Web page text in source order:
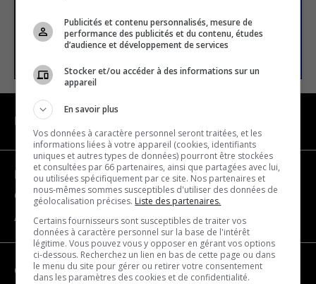
SUBSCRIBE
NAVIGATION
Become a partner
Contact us
About us
CATEGORIES
Publicités et contenu personnalisés, mesure de
performance des publicités et du contenu, études
d’audience et développement de services
Stocker et/ou accéder à des informations sur un
appareil
En savoir plus
Vos données à caractère personnel seront traitées, et les
informations liées à votre appareil (cookies, identifiants
uniques et autres types de données) pourront être stockées
et consultées par 66 partenaires, ainsi que partagées avec lui,
ou utilisées spécifiquement par ce site. Nos partenaires et
nous-mêmes sommes susceptibles d'utiliser des données de
géolocalisation précises. Liste des partenaires.
Certains fournisseurs sont susceptibles de traiter vos
données à caractère personnel sur la base de l'intérêt
légitime. Vous pouvez vous y opposer en gérant vos options
ci-dessous. Recherchez un lien en bas de cette page ou dans
le menu du site pour gérer ou retirer votre consentement
dans les paramètres des cookies et de confidentialité.